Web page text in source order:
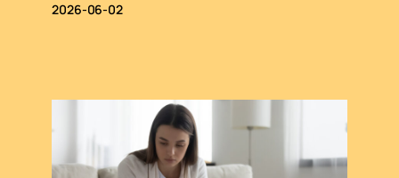
2026-06-02